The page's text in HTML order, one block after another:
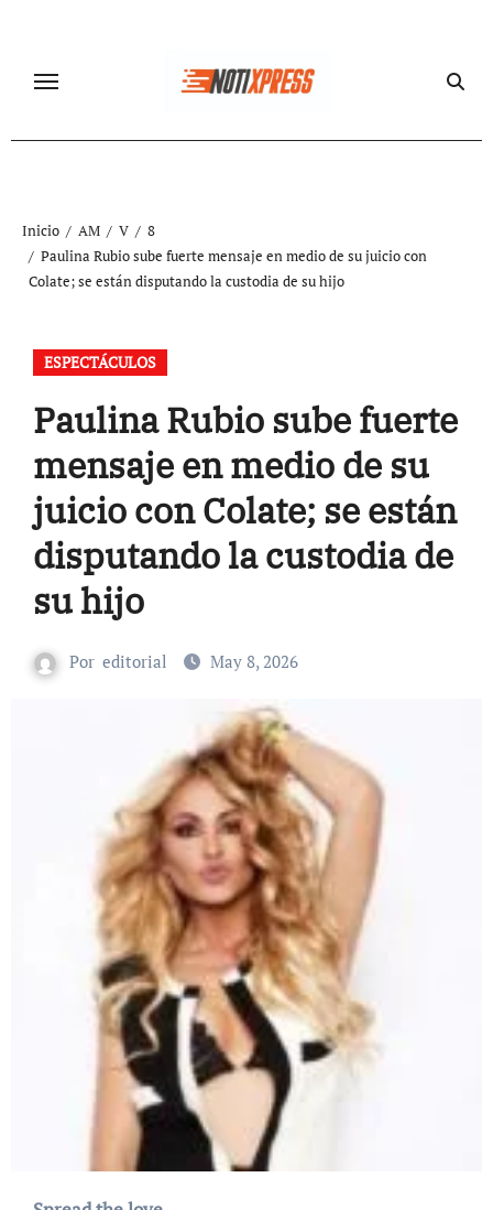
contenido
Inicio AM V
8
Paulina Rubio sube fuerte mensaje en medio de su juicio con
Colate; se están disputando la custodia de su hijo
ESPECTÁCULOS
Paulina Rubio sube fuerte
mensaje en medio de su
juicio con Colate; se están
disputando la custodia de
su hijo
Por editorial May 8, 2026